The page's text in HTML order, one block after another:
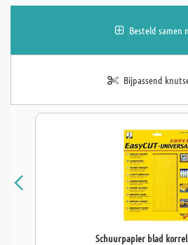
Besteld samen
Bijpassend
Schuurpapier blad